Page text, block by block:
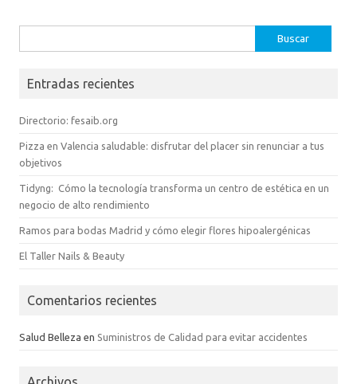
Entradas recientes
Directorio: fesaib.org
Pizza en Valencia saludable: disfrutar del placer sin renunciar a tus
objetivos
Tidyng: Cómo la tecnología transforma un centro de estética en un
negocio de alto rendimiento
Ramos para bodas Madrid y cómo elegir flores hipoalergénicas
El Taller Nails & Beauty
Comentarios recientes
Salud Belleza en Suministros de Calidad para evitar accidentes